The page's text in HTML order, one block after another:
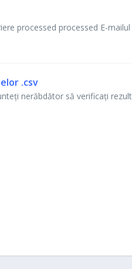
processed processed E-
.csv
nerăbdător să verificați